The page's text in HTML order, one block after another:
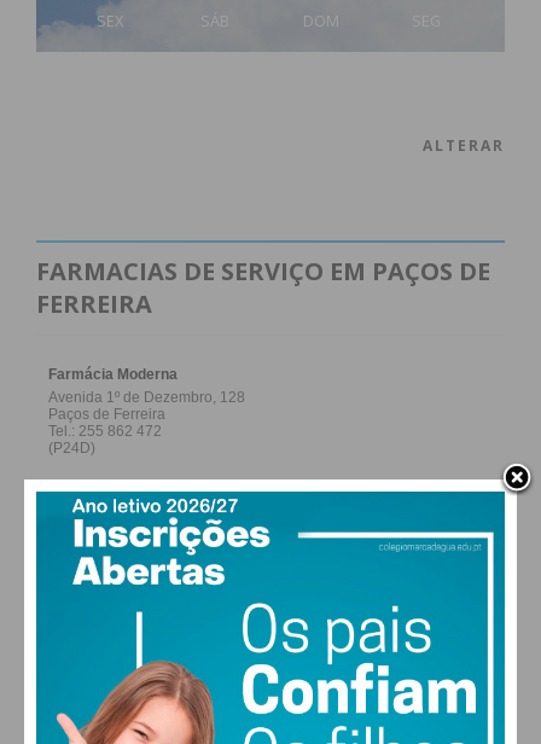
SEX SÁB DOM
ALTERAR
FARMACIAS DE SERVIÇO EM PAÇOS DE
FERREIRA
27,0k
Fans
0
Followers
1,2k
Subscribers